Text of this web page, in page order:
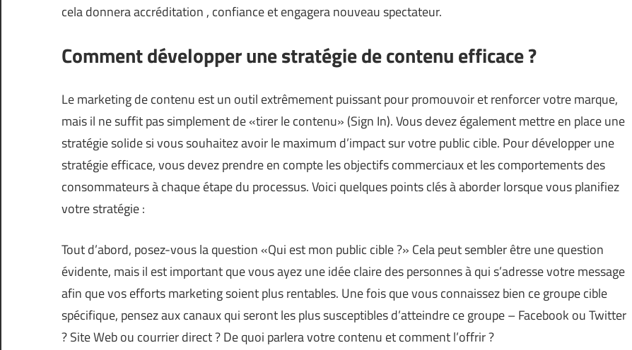
cela donnera accréditation , confiance et engagera nouveau spectateur.
Comment développer une stratégie de contenu efficace ?
Le marketing de contenu est un outil extrêmement puissant pour promouvoir et renforcer votre marque,
mais il ne suffit pas simplement de «tirer le contenu» (Sign In). Vous devez également mettre en place une
stratégie solide si vous souhaitez avoir le maximum d’impact sur votre public cible. Pour développer une
stratégie efficace, vous devez prendre en compte les objectifs commerciaux et les comportements des
consommateurs à chaque étape du processus. Voici quelques points clés à aborder lorsque vous planifiez
votre stratégie :
Tout d’abord, posez-vous la question «Qui est mon public cible ?» Cela peut sembler être une question
évidente, mais il est important que vous ayez une idée claire des personnes à qui s’adresse votre message
afin que vos efforts marketing soient plus rentables. Une fois que vous connaissez bien ce groupe cible
spécifique, pensez aux canaux qui seront les plus susceptibles d’atteindre ce groupe – Facebook ou Twitter
? Site Web ou courrier direct ? De quoi parlera votre contenu et comment l’offrir ?